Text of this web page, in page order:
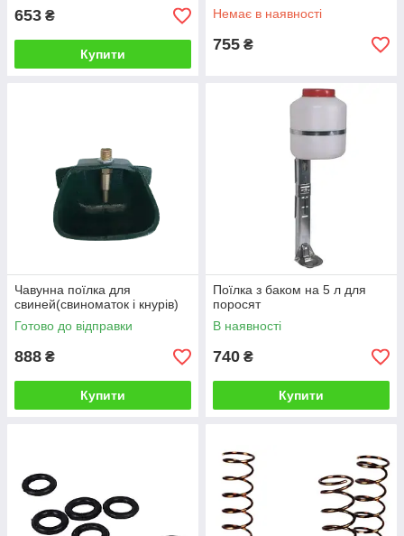
653 ₴
Купити
Немає в наявності
755 ₴
Чавунна поїлка для
свиней(свиноматок і кнурів)
Готово до відправки
888 ₴
Купити
Поїлка з баком на 5 л для
поросят
В наявності
740 ₴
Купити